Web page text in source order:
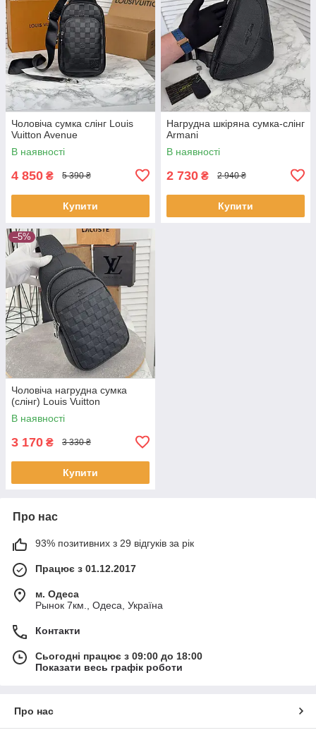
Чоловіча сумка слінг Louis
Vuitton Avenue
В наявності
4 850 ₴ 5 390 ₴
Купити
Нагрудна шкіряна сумка-слінг
Armani
В наявності
2 730 ₴ 2 940 ₴
Купити
–5%
Чоловіча нагрудна сумка
(слінг) Louis Vuitton
В наявності
3 170 ₴ 3 330 ₴
Купити
Про нас
93% позитивних з 29 відгуків за рік
Працює з 01.12.2017
м. Одеса
Рынок 7км., Одеса, Україна
Контакти
Сьогодні працює з 09:00 до 18:00
Показати весь графік роботи
Про нас